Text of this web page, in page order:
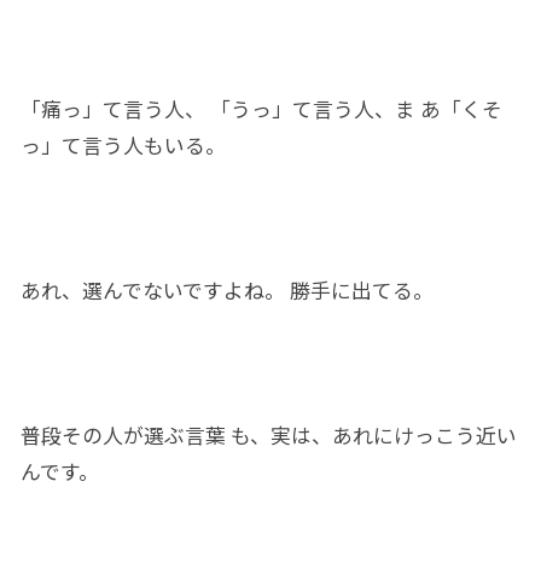
「痛っ」て言う人、 「うっ」て言う人、ま あ「くそ
っ」て言う人もいる。
あれ、 選んでないですよね。 勝手に出てる。
普段その人が選ぶ言葉 も、実は、あれにけっこう近い
んです。